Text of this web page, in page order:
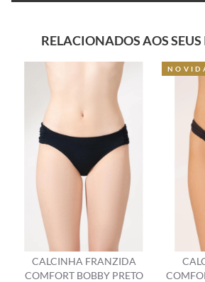
RELACIONADOS AOS SEUS
PRETO
CALCINHA FRANZIDA
COMFORT CANELADO
NOVIDADE